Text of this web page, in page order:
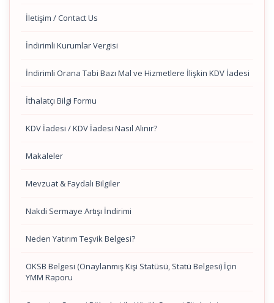
İletişim / Contact Us
İndirimli Kurumlar Vergisi
İndirimli Orana Tabi Bazı Mal ve Hizmetlere İlişkin KDV İadesi
İthalatçı Bilgi Formu
KDV İadesi / KDV İadesi Nasıl Alınır?
Makaleler
Mevzuat & Faydalı Bilgiler
Nakdi Sermaye Artışı İndirimi
Neden Yatırım Teşvik Belgesi?
OKSB Belgesi (Onaylanmış Kişi Statüsü, Statü Belgesi) İçin
YMM Raporu